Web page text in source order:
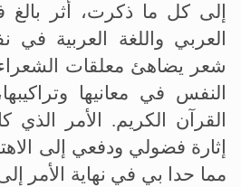
إلى كل ما ذكرت، أثر
العربي واللغة العربية
شعر يضاهئ معلقات الشعراء
النفس في معانيها
القرآن الكريم. الأمر
إثارة فضولي ودفعي إلى
مما حدا بي في نهاية الأمر